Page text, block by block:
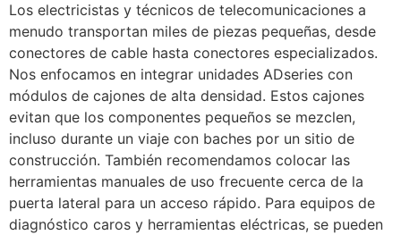
Los electricistas y técnicos de telecomunicaciones a
menudo transportan miles de piezas pequeñas, desde
conectores de cable hasta conectores especializados.
Nos enfocamos en integrar unidades ADseries con
módulos de cajones de alta densidad. Estos cajones
evitan que los componentes pequeños se mezclen,
incluso durante un viaje con baches por un sitio de
construcción. También recomendamos colocar las
herramientas manuales de uso frecuente cerca de la
puerta lateral para un acceso rápido. Para equipos de
diagnóstico caros y herramientas eléctricas, se pueden